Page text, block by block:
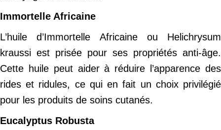
Immortelle Africaine
L’huile d’Immortelle Africaine ou Helichrysum
kraussi est prisée pour ses propriétés anti-âge.
Cette huile peut aider à réduire l’apparence des
rides et ridules, ce qui en fait un choix privilégié
pour les produits de soins cutanés.
Eucalyptus Robusta